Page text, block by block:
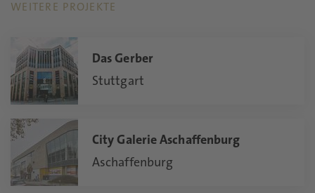
WEITERE PROJEKTE
Das Gerber
Stuttgart
City Galerie Aschaffenburg
Aschaffenburg